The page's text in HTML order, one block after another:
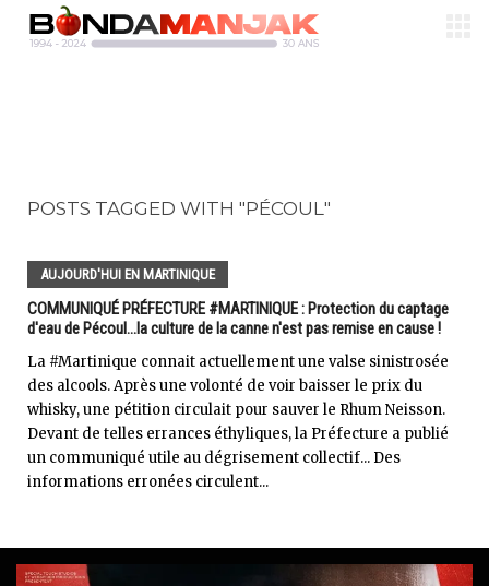
POSTS TAGGED WITH "PÉCOUL"
AUJOURD'HUI EN MARTINIQUE
COMMUNIQUÉ PRÉFECTURE #MARTINIQUE : Protection du captage
d'eau de Pécoul...la culture de la canne n'est pas remise en cause !
La #Martinique connait actuellement une valse sinistrosée
des alcools. Après une volonté de voir baisser le prix du
whisky, une pétition circulait pour sauver le Rhum Neisson.
Devant de telles errances éthyliques, la Préfecture a publié
un communiqué utile au dégrisement collectif... Des
informations erronées circulent...